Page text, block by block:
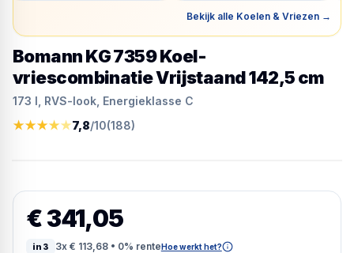
Bekijk alle Koelen & Vriezen →
Bomann KG 7359 Koel-
vriescombinatie Vrijstaand 142,5 cm
173 l, RVS-look, Energieklasse C
★★★★★7,8/10(188)
€ 341,05
in3 3x € 113,68• 0% renteHoe werkt het?